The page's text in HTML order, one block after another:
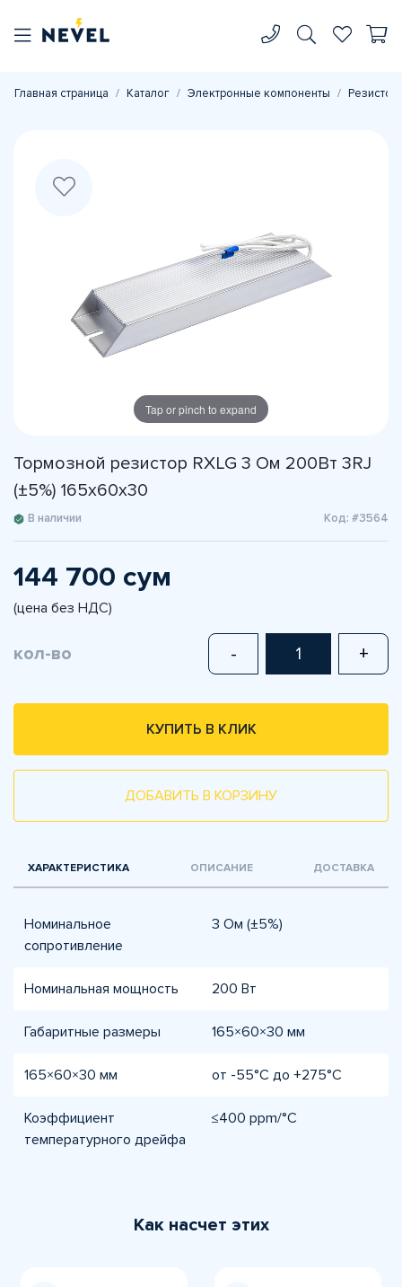
Главная страница Каталог Электронные компоненты
Tap or pinch to expand
Тормозной резистор RXLG 3 Ом 200Вт 3RJ
(±5%) 165x60x30
В наличии Код: #3564
144 700 сум
(цена без НДС)
кол-во - +
КУПИТЬ В КЛИК
ДОБАВИТЬ В КОРЗИНУ
ХАРАКТЕРИСТИКА ОПИСАНИЕ ДОСТАВКА
Номинальное
сопротивление
3 Ом (±5%)
Номинальная мощность 200 Вт
Габаритные размеры 165×60×30 мм
165×60×30 мм от -55°C до +275°C
Коэффициент
температурного дрейфа
≤400 ppm/°C
Как насчет этих